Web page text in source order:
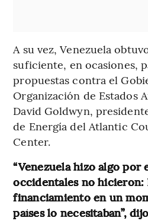
A su vez, Venezuela
suficiente, en ocasiones,
propuestas contra el
Organización de Estados
David Goldwyn,
de Energía del Atlantic
Center.
“Venezuela hizo algo por
occidentales no hicieron:
financiamiento en un
países lo necesitaban”,